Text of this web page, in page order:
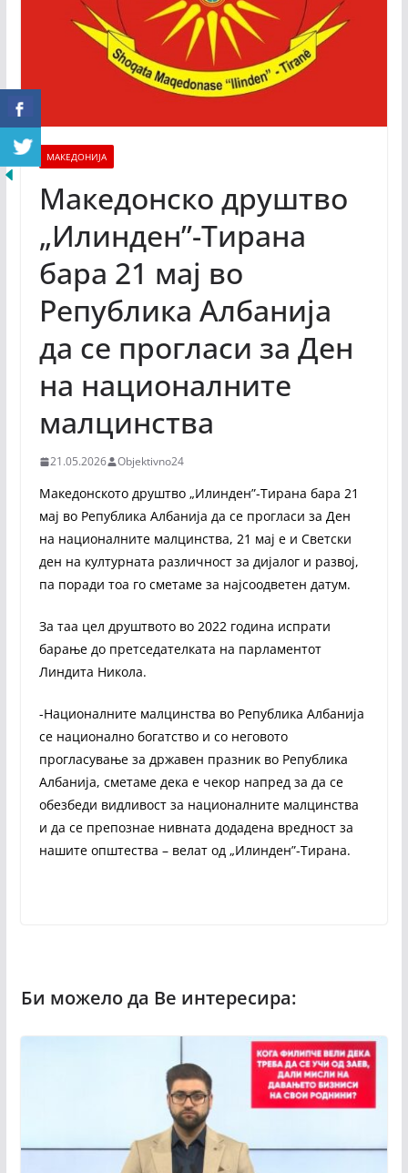
МАКЕДОНИЈА
Македонско друштво
„Илинден”-Тирана
бара 21 мај во
Република Албанија
да се прогласи за Ден
на националните
малцинства
21.05.2026 Objektivno24
Македонското друштво „Илинден”-Тирана бара 21
мај во Република Албанија да се прогласи за Ден
на националните малцинства, 21 мај е и Светски
ден на културната различност за дијалог и развој,
па поради тоа го сметаме за најсоодветен датум.
За таа цел друштвото во 2022 година испрати
барање до претседателката на парламентот
Линдита Никола.
-Националните малцинства во Република Албанија
се национално богатство и со неговото
прогласување за државен празник во Република
Албанија, сметаме дека е чекор напред за да се
обезбеди видливост за националните малцинства
и да се препознае нивната додадена вредност за
нашите општества – велат од „Илинден”-Тирана.